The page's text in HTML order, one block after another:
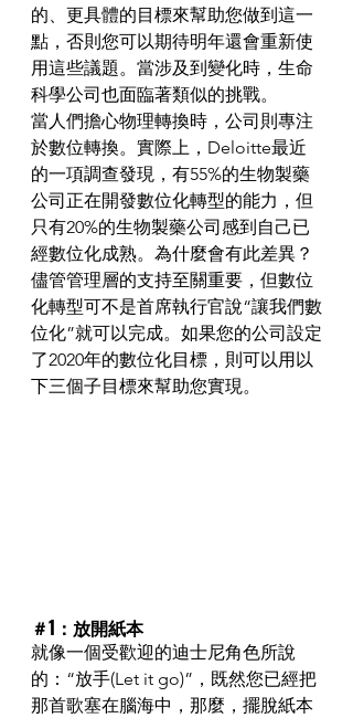
的、更具體的目標來幫助您做到這一
點，否則您可以期待明年還會重新使
用這些議題。當涉及到變化時，生命
科學公司也面臨著類似的挑戰。
當人們擔心物理轉換時，公司則專注
於數位轉換。實際上，Deloitte最近
的一項調查發現，有55%的生物製藥
公司正在開發數位化轉型的能力，但
只有20%的生物製藥公司感到自己已
經數位化成熟。為什麼會有此差異？
儘管管理層的支持至關重要，但數位
化轉型可不是首席執行官說“讓我們數
位化”就可以完成。如果您的公司設定
了2020年的數位化目標，則可以用以
下三個子目標來幫助您實現。
＃1：放開紙本
就像一個受歡迎的迪士尼角色所說
的：“放手(Let it go)”，既然您已經把
那首歌塞在腦海中，那麼，擺脫紙本